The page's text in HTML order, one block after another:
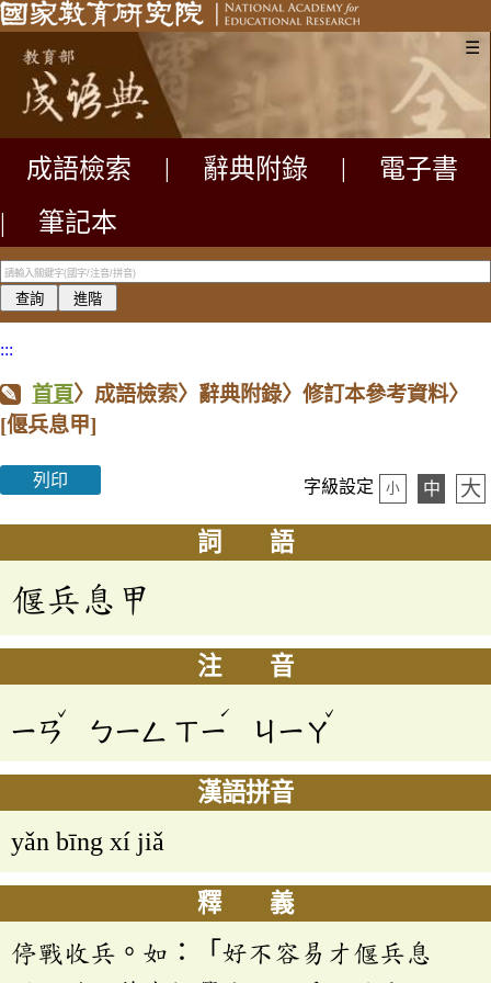
☰
成語檢索 辭典附錄
電子書
|
筆記本
:::
首頁〉成語檢索〉辭典附錄〉修訂本參考資料〉
[偃兵息甲]
列印 字級設定 小 中 大
詞 語
偃兵息甲
注 音
ㄧㄢ
ˇ
ㄅㄧㄥ ㄒㄧ
ˊ
ㄐㄧㄚ
ˇ
漢語拼音
yǎn bīng xí jiǎ
釋 義
停戰收兵。如：「好不容易才偃兵息